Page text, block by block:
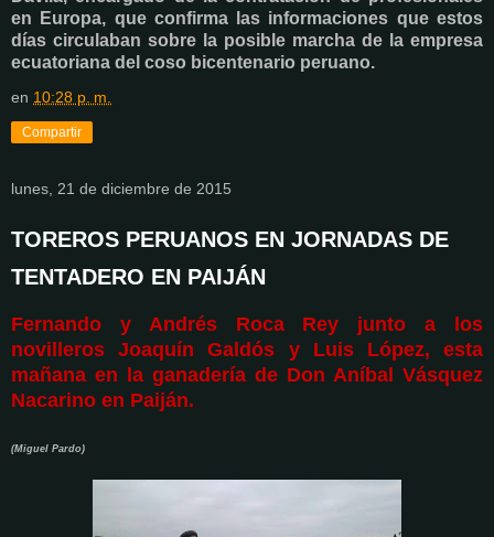
en Europa, que confirma las informaciones que estos
días circulaban sobre la posible marcha de la empresa
ecuatoriana del coso bicentenario peruano.
en 10:28 p. m.
Compartir
lunes, 21 de diciembre de 2015
TOREROS PERUANOS EN JORNADAS DE
TENTADERO EN PAIJÁN
Fernando y Andrés Roca Rey junto a los
novilleros Joaquín Galdós y Luis López, esta
mañana en la ganadería de Don Aníbal Vásquez
Nacarino en Paiján.
(Miguel Pardo)